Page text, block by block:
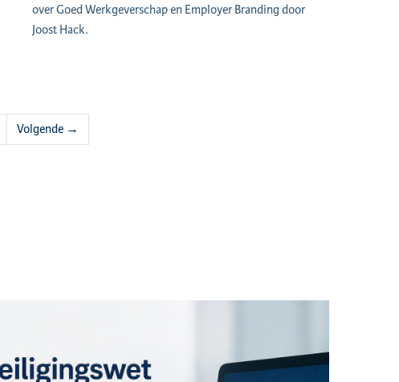
over Goed Werkgeverschap en Employer Branding door
Joost Hack.
Volgende →